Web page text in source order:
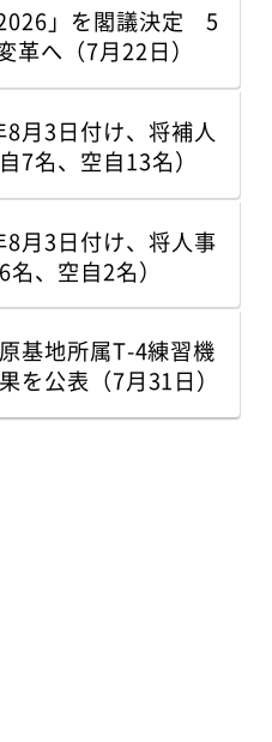
」を閣議決定 5
革へ（7月22日）
月3日付け、将補人
7名、空自13名）
月3日付け、将人事
名、空自2名）
基地所属T-4練習機
を公表（7月31日）